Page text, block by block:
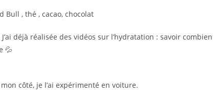
Bull , thé , cacao, chocolat
déjà réalisée des vidéos sur l’hydratation : savoir combien
💦
côté, je l’ai expérimenté en voiture.